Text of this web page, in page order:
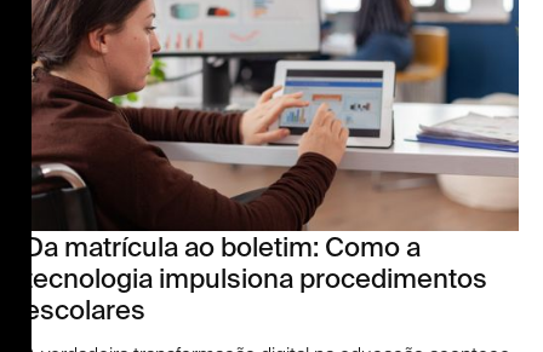
Da matrícula ao boletim: Como a
tecnologia impulsiona procedimentos
escolares